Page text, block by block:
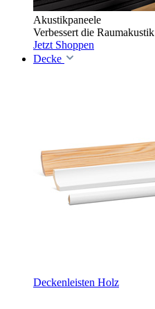
Akustikpaneele
Verbessert die Raumakustik
Jetzt Shoppen
Decke
Deckenleisten Holz